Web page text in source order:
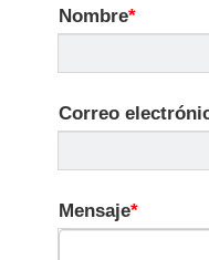
Nombre
Correo
Mensaje